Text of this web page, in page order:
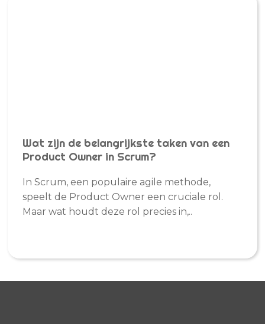
Wat zijn de belangrijkste taken van een
Product Owner in Scrum?
In Scrum, een populaire agile methode,
speelt de Product Owner een cruciale rol.
Maar wat houdt deze rol precies in,..